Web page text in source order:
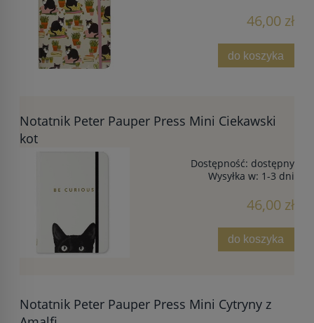
46,00 zł
do koszyka
Notatnik Peter Pauper Press Mini Ciekawski
kot
Dostępność: dostępny
Wysyłka w: 1-3 dni
46,00 zł
do koszyka
Notatnik Peter Pauper Press Mini Cytryny z